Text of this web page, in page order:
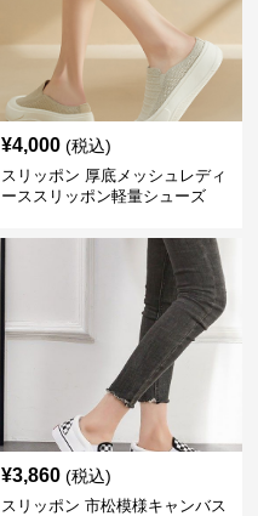
¥4,000 (税込)
スリッポン 厚底メッシュレディ
ーススリッポン軽量シューズ
¥3,860 (税込)
スリッポン 市松模様キャンバス